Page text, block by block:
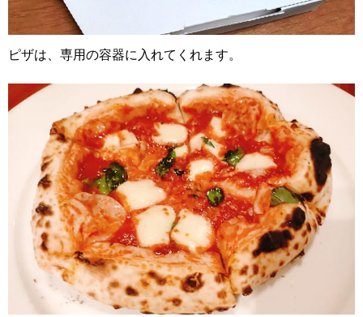
ピザは、専用の容器に入れてくれます。